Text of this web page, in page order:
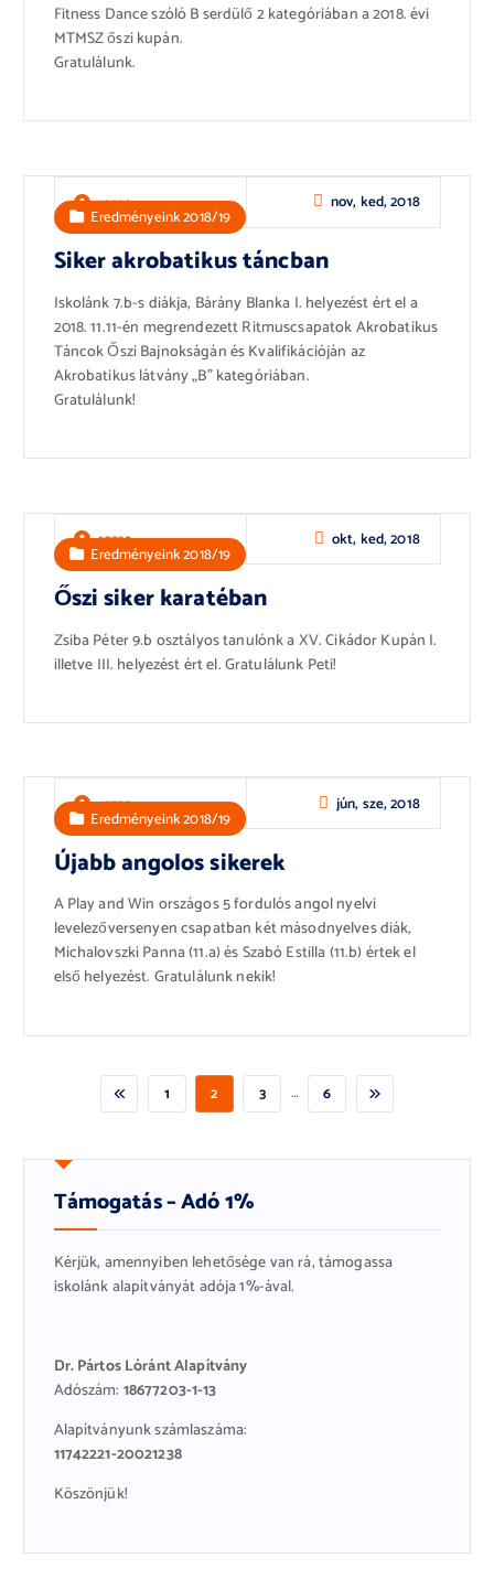
Fitness Dance szóló B serdülő 2 kategóriában a 2018. évi
MTMSZ őszi kupán.
Gratulálunk.
rozsa nov, ked, 2018
Eredményeink 2018/19
Siker akrobatikus táncban
Iskolánk 7.b-s diákja, Bárány Blanka I. helyezést ért el a
2018. 11.11-én megrendezett Ritmuscsapatok Akrobatikus
Táncok Őszi Bajnokságán és Kvalifikációján az
Akrobatikus látvány „B” kategóriában.
Gratulálunk!
rozsa okt, ked, 2018
Eredményeink 2018/19
Őszi siker karatéban
Zsiba Péter 9.b osztályos tanulónk a XV. Cikádor Kupán I.
illetve III. helyezést ért el. Gratulálunk Peti!
rozsa jún, sze, 2018
Eredményeink 2018/19
Újabb angolos sikerek
A Play and Win országos 5 fordulós angol nyelvi
levelezőversenyen csapatban két másodnyelves diák,
Michalovszki Panna (11.a) és Szabó Estilla (11.b) értek el
első helyezést. Gratulálunk nekik!
1 2 3 … 6
Támogatás – Adó 1%
Kérjük, amennyiben lehetősége van rá, támogassa
iskolánk alapítványát adója 1%-ával.
Dr. Pártos Lóránt Alapítvány
Adószám: 18677203-1-13
Alapítványunk számlaszáma:
11742221-20021238
Köszönjük!